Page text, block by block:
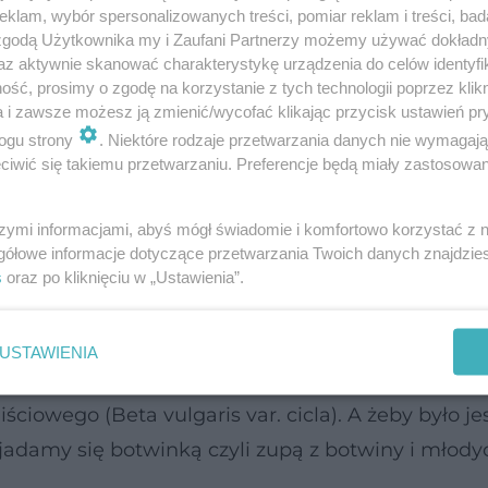
i boćwiną również ma bardzo dawne początki.
wieku nazywało botwiną lub botźwiną (od
mianował botwiną nać ćwiklaną
czyli, według dzisiejszej nomenklatury,
rośliny. Botwina jest liśćmi buraka
(Beta vulgaris var. cicla). A żeby było
się botwinką czyli zupą z botwiny i
wybór spersonalizowanych treści, pomiar reklam i treści,
Użytkownika my i Zaufani Partnerzy możemy używać
aktywnie skanować charakterystykę urządzenia do celów
prosimy o zgodę na korzystanie z tych technologii poprzez
i zawsze możesz ją zmienić/wycofać klikając przycisk ustawień
strony
. Niektóre rodzaje przetwarzania danych nie
się takiemu przetwarzaniu. Preferencje będą miały
informacjami, abyś mógł świadomie i komfortowo korzystać z
informacje dotyczące przetwarzania Twoich danych
oraz po kliknięciu w „Ustawienia”.
USTAWIENIA